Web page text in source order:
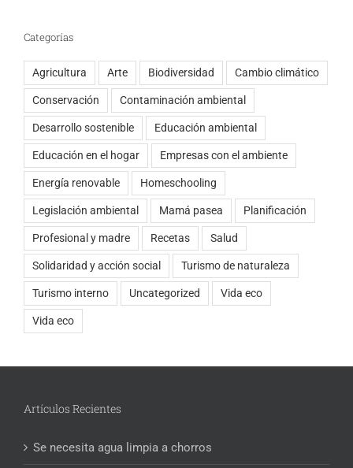
Categorías
Agricultura Arte Biodiversidad Cambio climático
Conservación Contaminación ambiental
Desarrollo sostenible Educación ambiental
Educación en el hogar Empresas con el ambiente
Energía renovable Homeschooling
Legislación ambiental Mamá pasea Planificación
Profesional y madre Recetas Salud
Solidaridad y acción social Turismo de naturaleza
Turismo interno Uncategorized Vida eco
Vida eco
Artículos Recientes
Se necesita agua limpia a chorros